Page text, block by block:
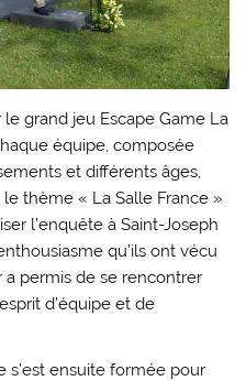
grand jeu Escape Game La
équipe, composée
et différents âges,
thème « La Salle France »
l’enquête à Saint-Joseph
qu’ils ont vécu
permis de se rencontrer
d’équipe et de
s’est ensuite formée pour